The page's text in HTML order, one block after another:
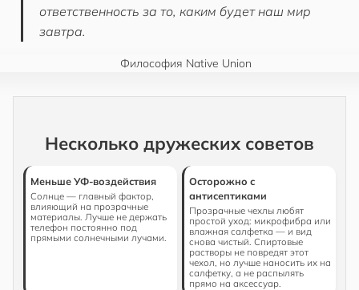
ответственность за то, каким будет наш мир
завтра.
Несколько дружеских советов
Меньше УФ-воздействия
Солнце — главный фактор,
влияющий на прозрачные
материалы. Лучше не держать
телефон постоянно под
прямыми солнечными лучами.
Осторожно с
антисептиками
Прозрачные чехлы любят
простой уход: микрофибра или
влажная салфетка — и вид
снова чистый. Спиртовые
растворы не повредят этот
чехол, но лучше наносить их на
салфетку, а не распылять
прямо на аксессуар.